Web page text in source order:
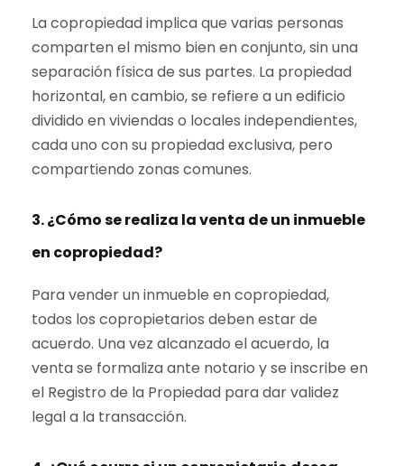
La copropiedad implica que varias personas
comparten el mismo bien en conjunto, sin una
separación física de sus partes. La propiedad
horizontal, en cambio, se refiere a un edificio
dividido en viviendas o locales independientes,
cada uno con su propiedad exclusiva, pero
compartiendo zonas comunes.
3. ¿Cómo se realiza la venta de un inmueble
en copropiedad?
Para vender un inmueble en copropiedad,
todos los copropietarios deben estar de
acuerdo. Una vez alcanzado el acuerdo, la
venta se formaliza ante notario y se inscribe en
el Registro de la Propiedad para dar validez
legal a la transacción.